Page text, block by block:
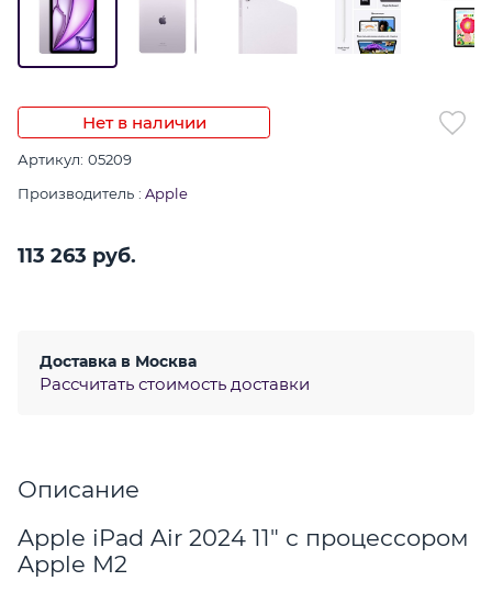
Нет в наличии
Артикул: 05209
Производитель : Apple
113 263 руб.
Доставка в Москва
Рассчитать стоимость доставки
Описание
Apple iPad Air 2024 11" с процессором
Apple M2